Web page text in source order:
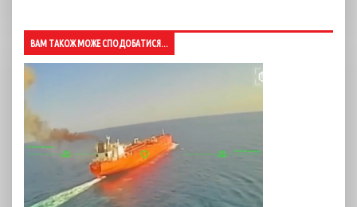
ВАМ ТАКОЖ МОЖЕ СПОДОБАТИСЯ...